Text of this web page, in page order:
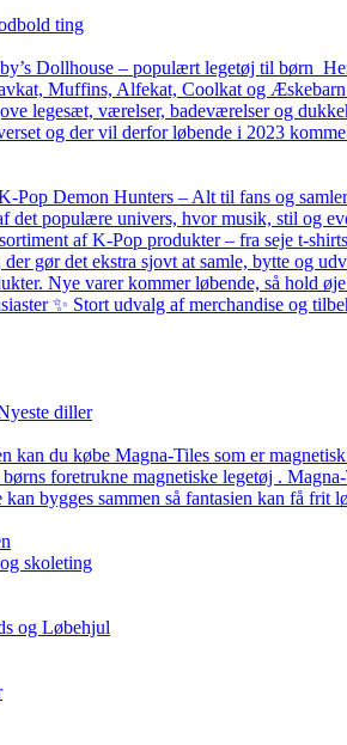
ting
Dollhouse – populært legetøj til børn
Muffins, Alfekat, Coolkat og
legesæt, værelser, badeværelser og
og der vil derfor løbende i 2023
Pop Demon Hunters – Alt til fans og
det populære univers, hvor musik, stil og
af K-Pop produkter – fra seje t-
gør det ekstra sjovt at samle, bytte og
Nye varer kommer løbende, så hold
✨ Stort udvalg af merchandise og
diller
kan du købe Magna-Tiles som er
foretrukne magnetiske legetøj .
bygges sammen så fantasien kan få frit
skoleting
og Løbehjul